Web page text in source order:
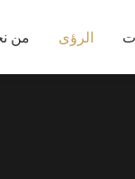
الرؤى من